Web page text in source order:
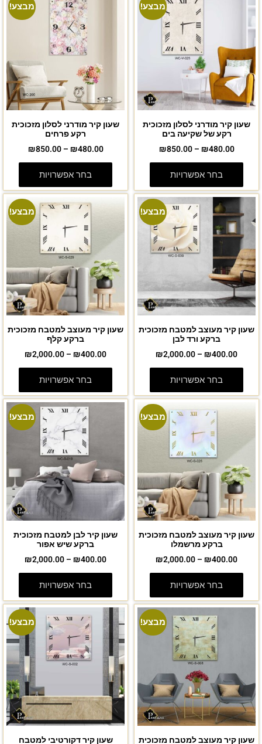
מבצע!
שעון קיר מודרני לסלון מזכוכית
רקע של שקיעה בים
₪480.00
–
₪850.00
בחר אפשרויות
מבצע!
שעון קיר מודרני לסלון מזכוכית
רקע פרחים
₪480.00
–
₪850.00
בחר אפשרויות
מבצע!
שעון קיר מעוצב למטבח מזכוכית
ברקע ורד לבן
₪400.00
–
₪2,000.00
בחר אפשרויות
מבצע!
שעון קיר מעוצב למטבח מזכוכית
ברקע קלף
₪400.00
–
₪2,000.00
בחר אפשרויות
מבצע!
שעון קיר מעוצב למטבח מזכוכית
ברקע מרשמלו
₪400.00
–
₪2,000.00
בחר אפשרויות
מבצע!
שעון קיר לבן למטבח מזכוכית
ברקע שיש אפור
₪400.00
–
₪2,000.00
בחר אפשרויות
מבצע!
שעון קיר מעוצב למטבח מזכוכית
מבצע!
שעון קיר דקורטיבי למטבח